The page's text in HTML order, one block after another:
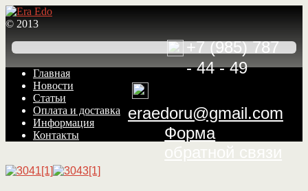
+7 (985) 787
- 44 - 49
eraedoru@gmail.com
Форма
обратной связи
© 2013
Перейти
навигации
Перейти
содержимому
Главная
Новости
Статьи
Оплата и доставка
Информация
Контакты